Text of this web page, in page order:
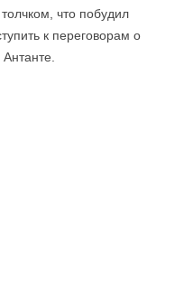
что побудил
к переговорам о